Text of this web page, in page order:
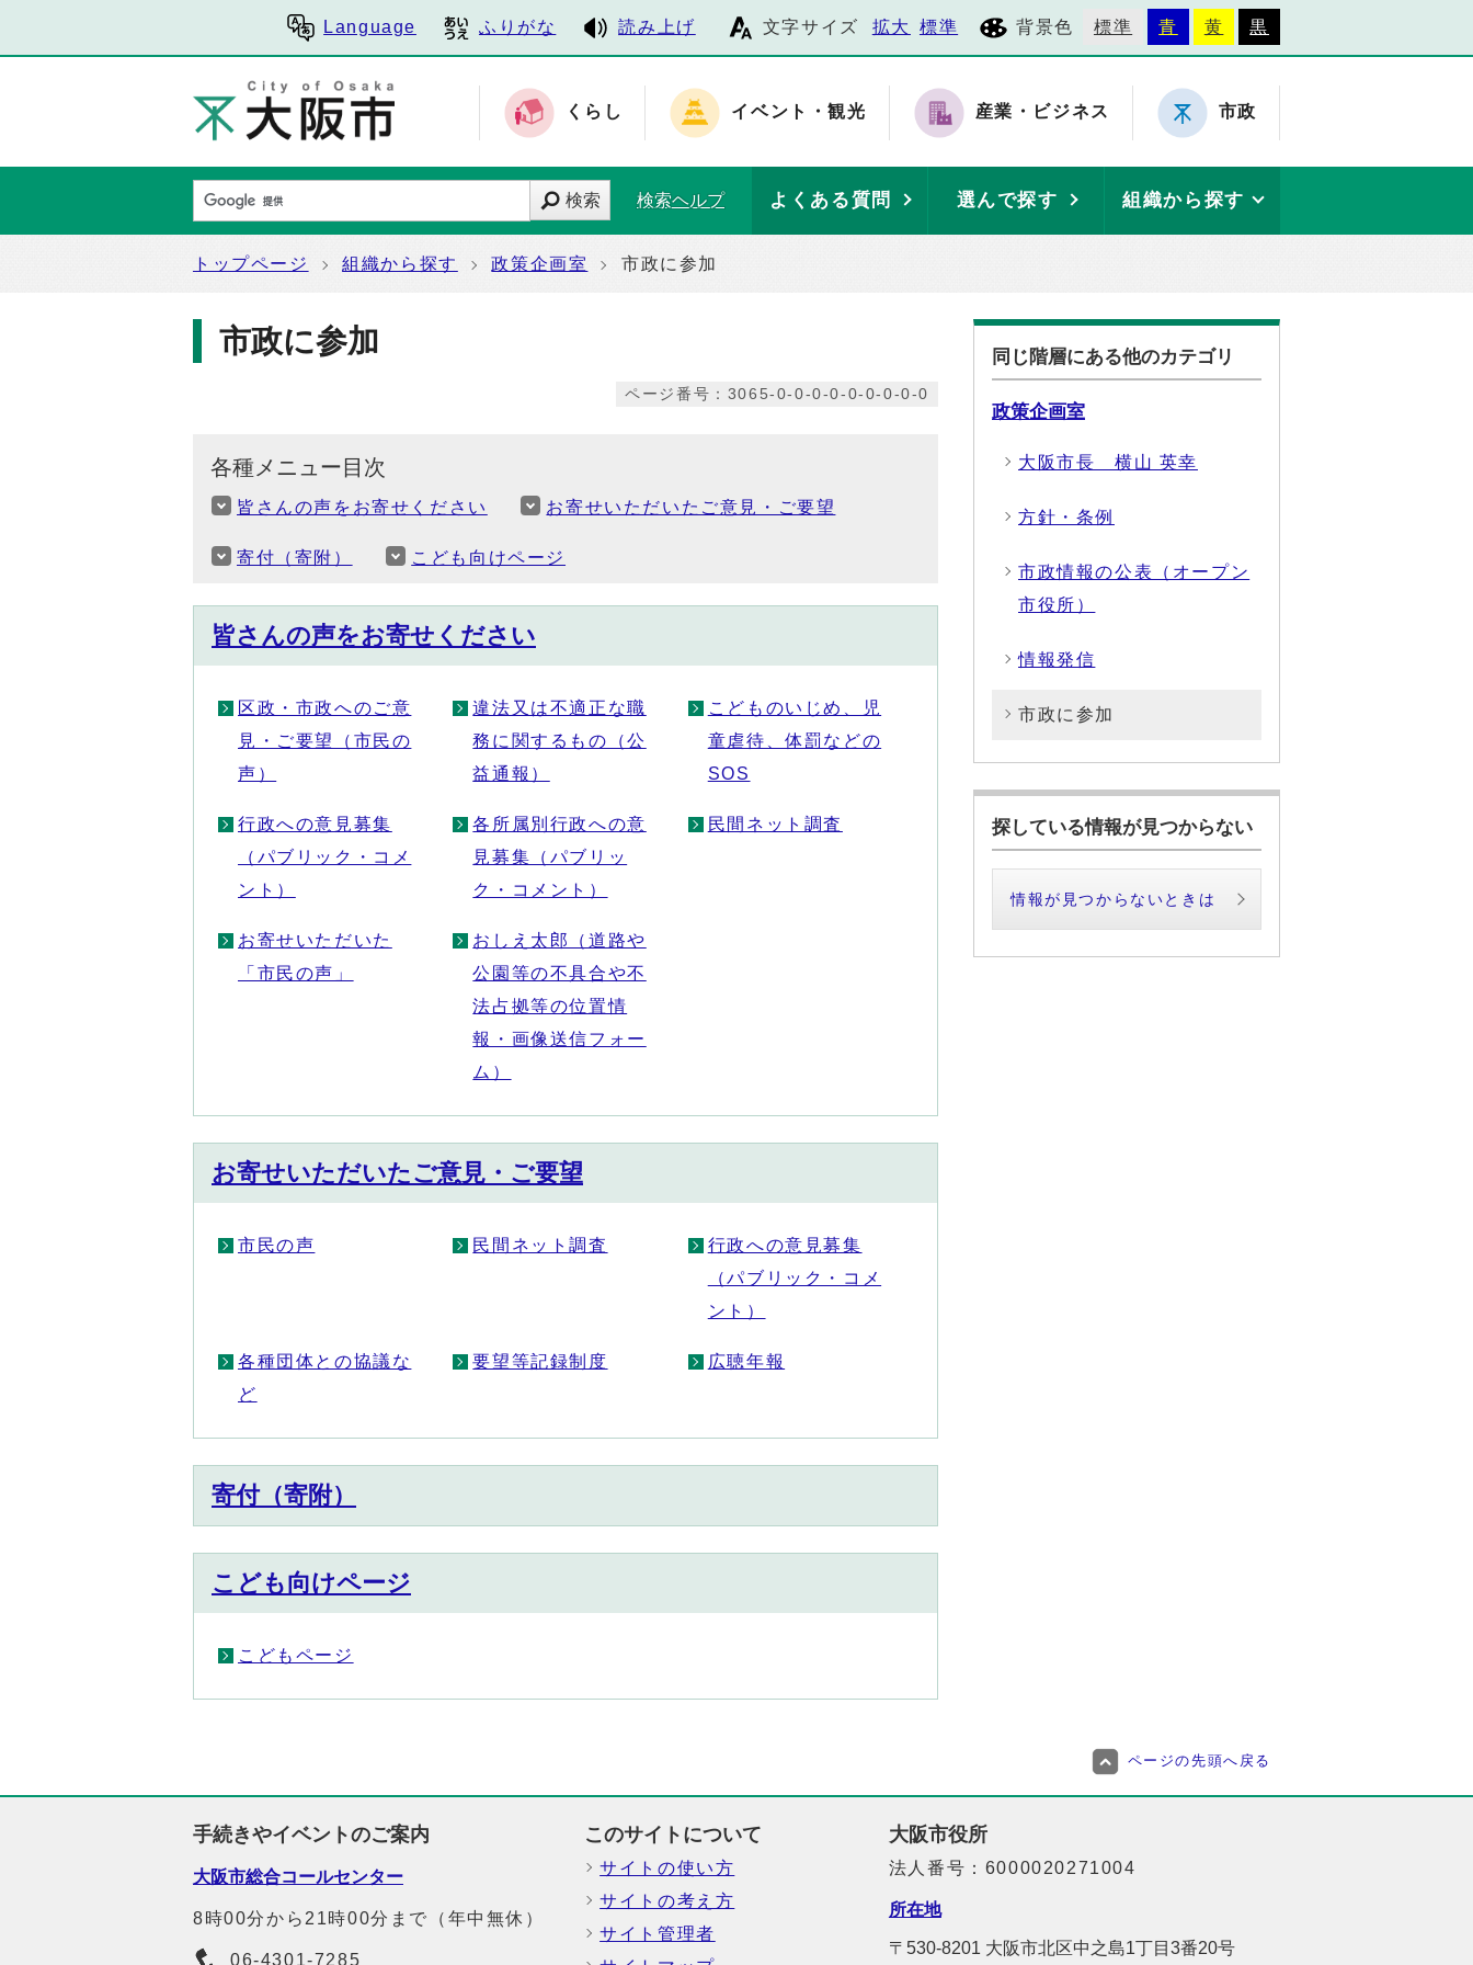
Language ふりがな 読み上げ 文字サイズ 拡大 標準 背景色 標準 青 黄 黒
くらし イベント・観光 産業・ビジネス 市政
検索 検索ヘルプ よくある質問 選んで探す 組織から探す
トップページ 組織から探す 政策企画室 市政に参加
市政に参加
ページ番号：3065-0-0-0-0-0-0-0-0-0
各種メニュー目次
皆さんの声をお寄せください お寄せいただいたご意見・ご要望
寄付（寄附） こども向けページ
皆さんの声をお寄せください
区政・市政へのご意
見・ご要望（市民の
声）
違法又は不適正な職
務に関するもの（公
益通報）
こどものいじめ、児
童虐待、体罰などの
SOS
行政への意見募集
（パブリック・コメ
ント）
各所属別行政への意
見募集（パブリッ
ク・コメント）
民間ネット調査
お寄せいただいた
「市民の声」
おしえ太郎（道路や
公園等の不具合や不
法占拠等の位置情
報・画像送信フォー
ム）
お寄せいただいたご意見・ご要望
市民の声 民間ネット調査
行政への意見募集
（パブリック・コメ
ント）
各種団体との協議な
ど
要望等記録制度 広聴年報
寄付（寄附）
こども向けページ
こどもページ
同じ階層にある他のカテゴリ
政策企画室
大阪市長 横山 英幸
方針・条例
市政情報の公表（オープン
市役所）
情報発信
市政に参加
探している情報が見つからない
情報が見つからないときは
ページの先頭へ戻る
手続きやイベントのご案内
大阪市総合コールセンター
8時00分から21時00分まで（年中無休）
06-4301-7285
このサイトについて
サイトの使い方
サイトの考え方
サイト管理者
大阪市役所
法人番号：6000020271004
所在地
〒530-8201 大阪市北区中之島1丁目3番20号